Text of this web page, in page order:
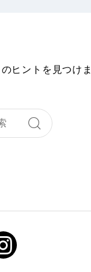
ヒントを見つけ